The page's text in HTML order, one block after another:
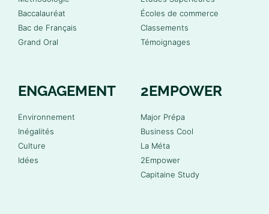
Baccalauréat
Bac de Français
Grand Oral
Écoles de commerce
Classements
Témoignages
ENGAGEMENT
Environnement
Inégalités
Culture
Idées
2EMPOWER
Major Prépa
Business Cool
La Méta
2Empower
Capitaine Study